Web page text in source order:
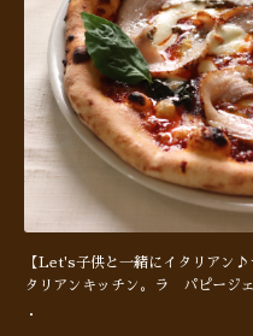
【Let's子供と一緒にイタリアン♪
タリアンキッチン。ラ パピージェ
・